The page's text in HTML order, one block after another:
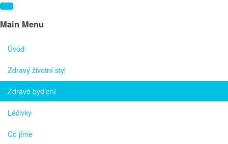
Main Menu
Úvod
Zdravý životní styl
Zdravé bydlení
Léčivky
Co jíme